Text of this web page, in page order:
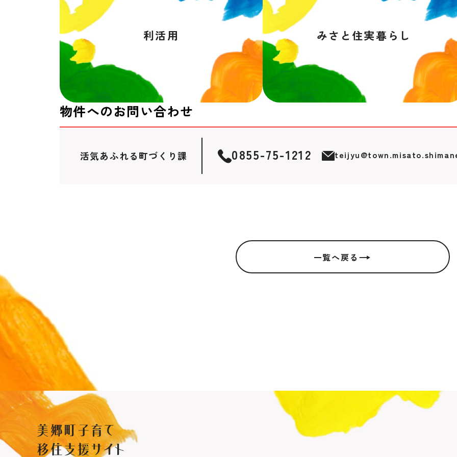
利活用 みさと住実暮らし
物件へのお問い合わせ
活気あふれる町づくり課 0855-75-1212
一覧へ戻る →